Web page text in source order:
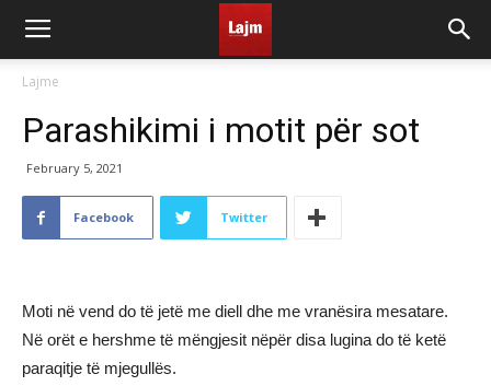
Lajme
Parashikimi i motit për sot
February 5, 2021
Facebook Twitter
Moti në vend do të jetë me diell dhe me vranësira mesatare.
Në orët e hershme të mëngjesit nëpër disa lugina do të ketë
paraqitje të mjegullës.